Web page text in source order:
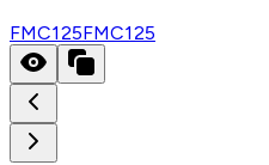
FMC125FMC125